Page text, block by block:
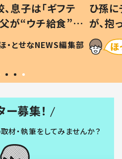
息子は「ギフテ
が“ウチ給食”を
とは #令和の親
・とせなNEWS編集部
ひ孫
が、
「涙が
い」
ー募集！
材・執筆をしてみませんか？